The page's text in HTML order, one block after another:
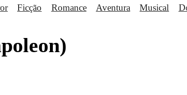
Ficção Romance Aventura Musical